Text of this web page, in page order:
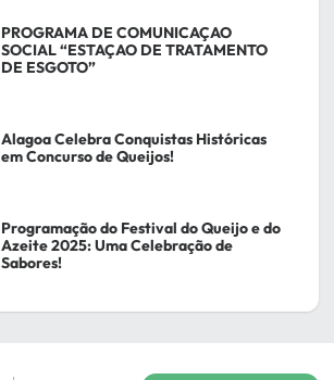
PROGRAMA DE COMUNICAÇAO
SOCIAL “ESTAÇAO DE TRATAMENTO
DE ESGOTO”
Alagoa Celebra Conquistas Históricas
em Concurso de Queijos!
Programação do Festival do Queijo e do
Azeite 2025: Uma Celebração de
Sabores!